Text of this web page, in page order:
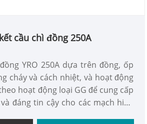
cầu chì đồng 250A
YRO 250A dựa trên đồng, ốp
cháy và cách nhiệt, và hoạt động
hoạt động loại GG để cung cấp
đáng tin cậy cho các mạch hiện